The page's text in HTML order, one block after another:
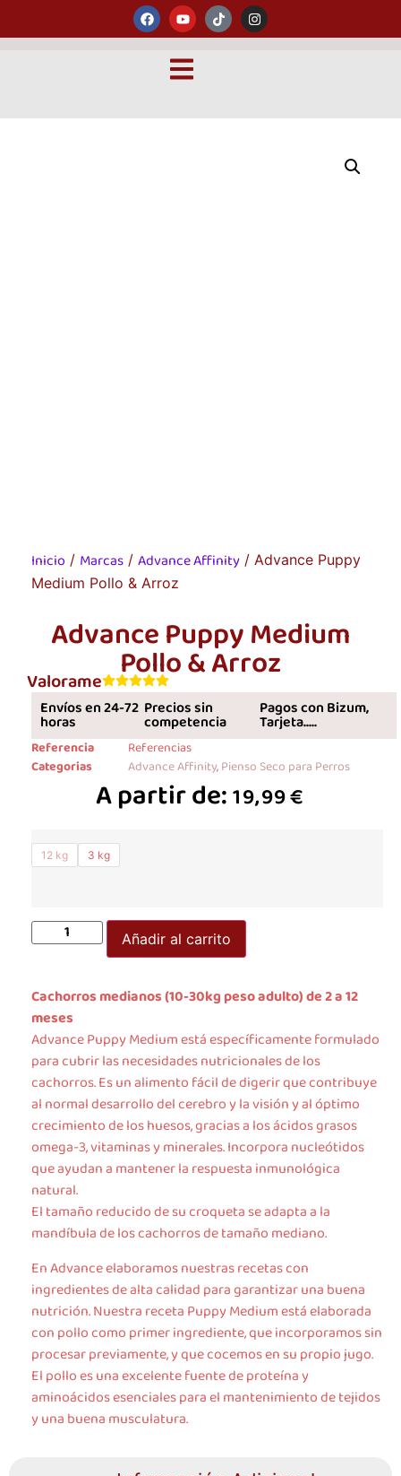
Inicio / Marcas / Advance Affinity / Advance Puppy
Medium Pollo & Arroz
Advance Puppy Medium
Pollo & Arroz
Valorame
Envíos en 24-72
horas
Precios sin
competencia
Pagos con Bizum,
Tarjeta.....
Referencia
Referencias
Categorias
Advance Affinity,Pienso Seco para Perros
A partir de:19,99€
12 kg 3 kg
Añadir al carrito
Cachorros medianos (10-30kg peso adulto) de 2 a 12
meses
Advance Puppy Medium está específicamente formulado
para cubrir las necesidades nutricionales de los
cachorros. Es un alimento fácil de digerir que contribuye
al normal desarrollo del cerebro y la visión y al óptimo
crecimiento de los huesos, gracias a los ácidos grasos
omega-3, vitaminas y minerales. Incorpora nucleótidos
que ayudan a mantener la respuesta inmunológica
natural.
El tamaño reducido de su croqueta se adapta a la
mandíbula de los cachorros de tamaño mediano.
En Advance elaboramos nuestras recetas con
ingredientes de alta calidad para garantizar una buena
nutrición. Nuestra receta Puppy Medium está elaborada
con pollo como primer ingrediente, que incorporamos sin
procesar previamente, y que cocemos en su propio jugo.
El pollo es una excelente fuente de proteína y
aminoácidos esenciales para el mantenimiento de tejidos
y una buena musculatura.